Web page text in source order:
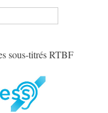
sous-titrés RTBF